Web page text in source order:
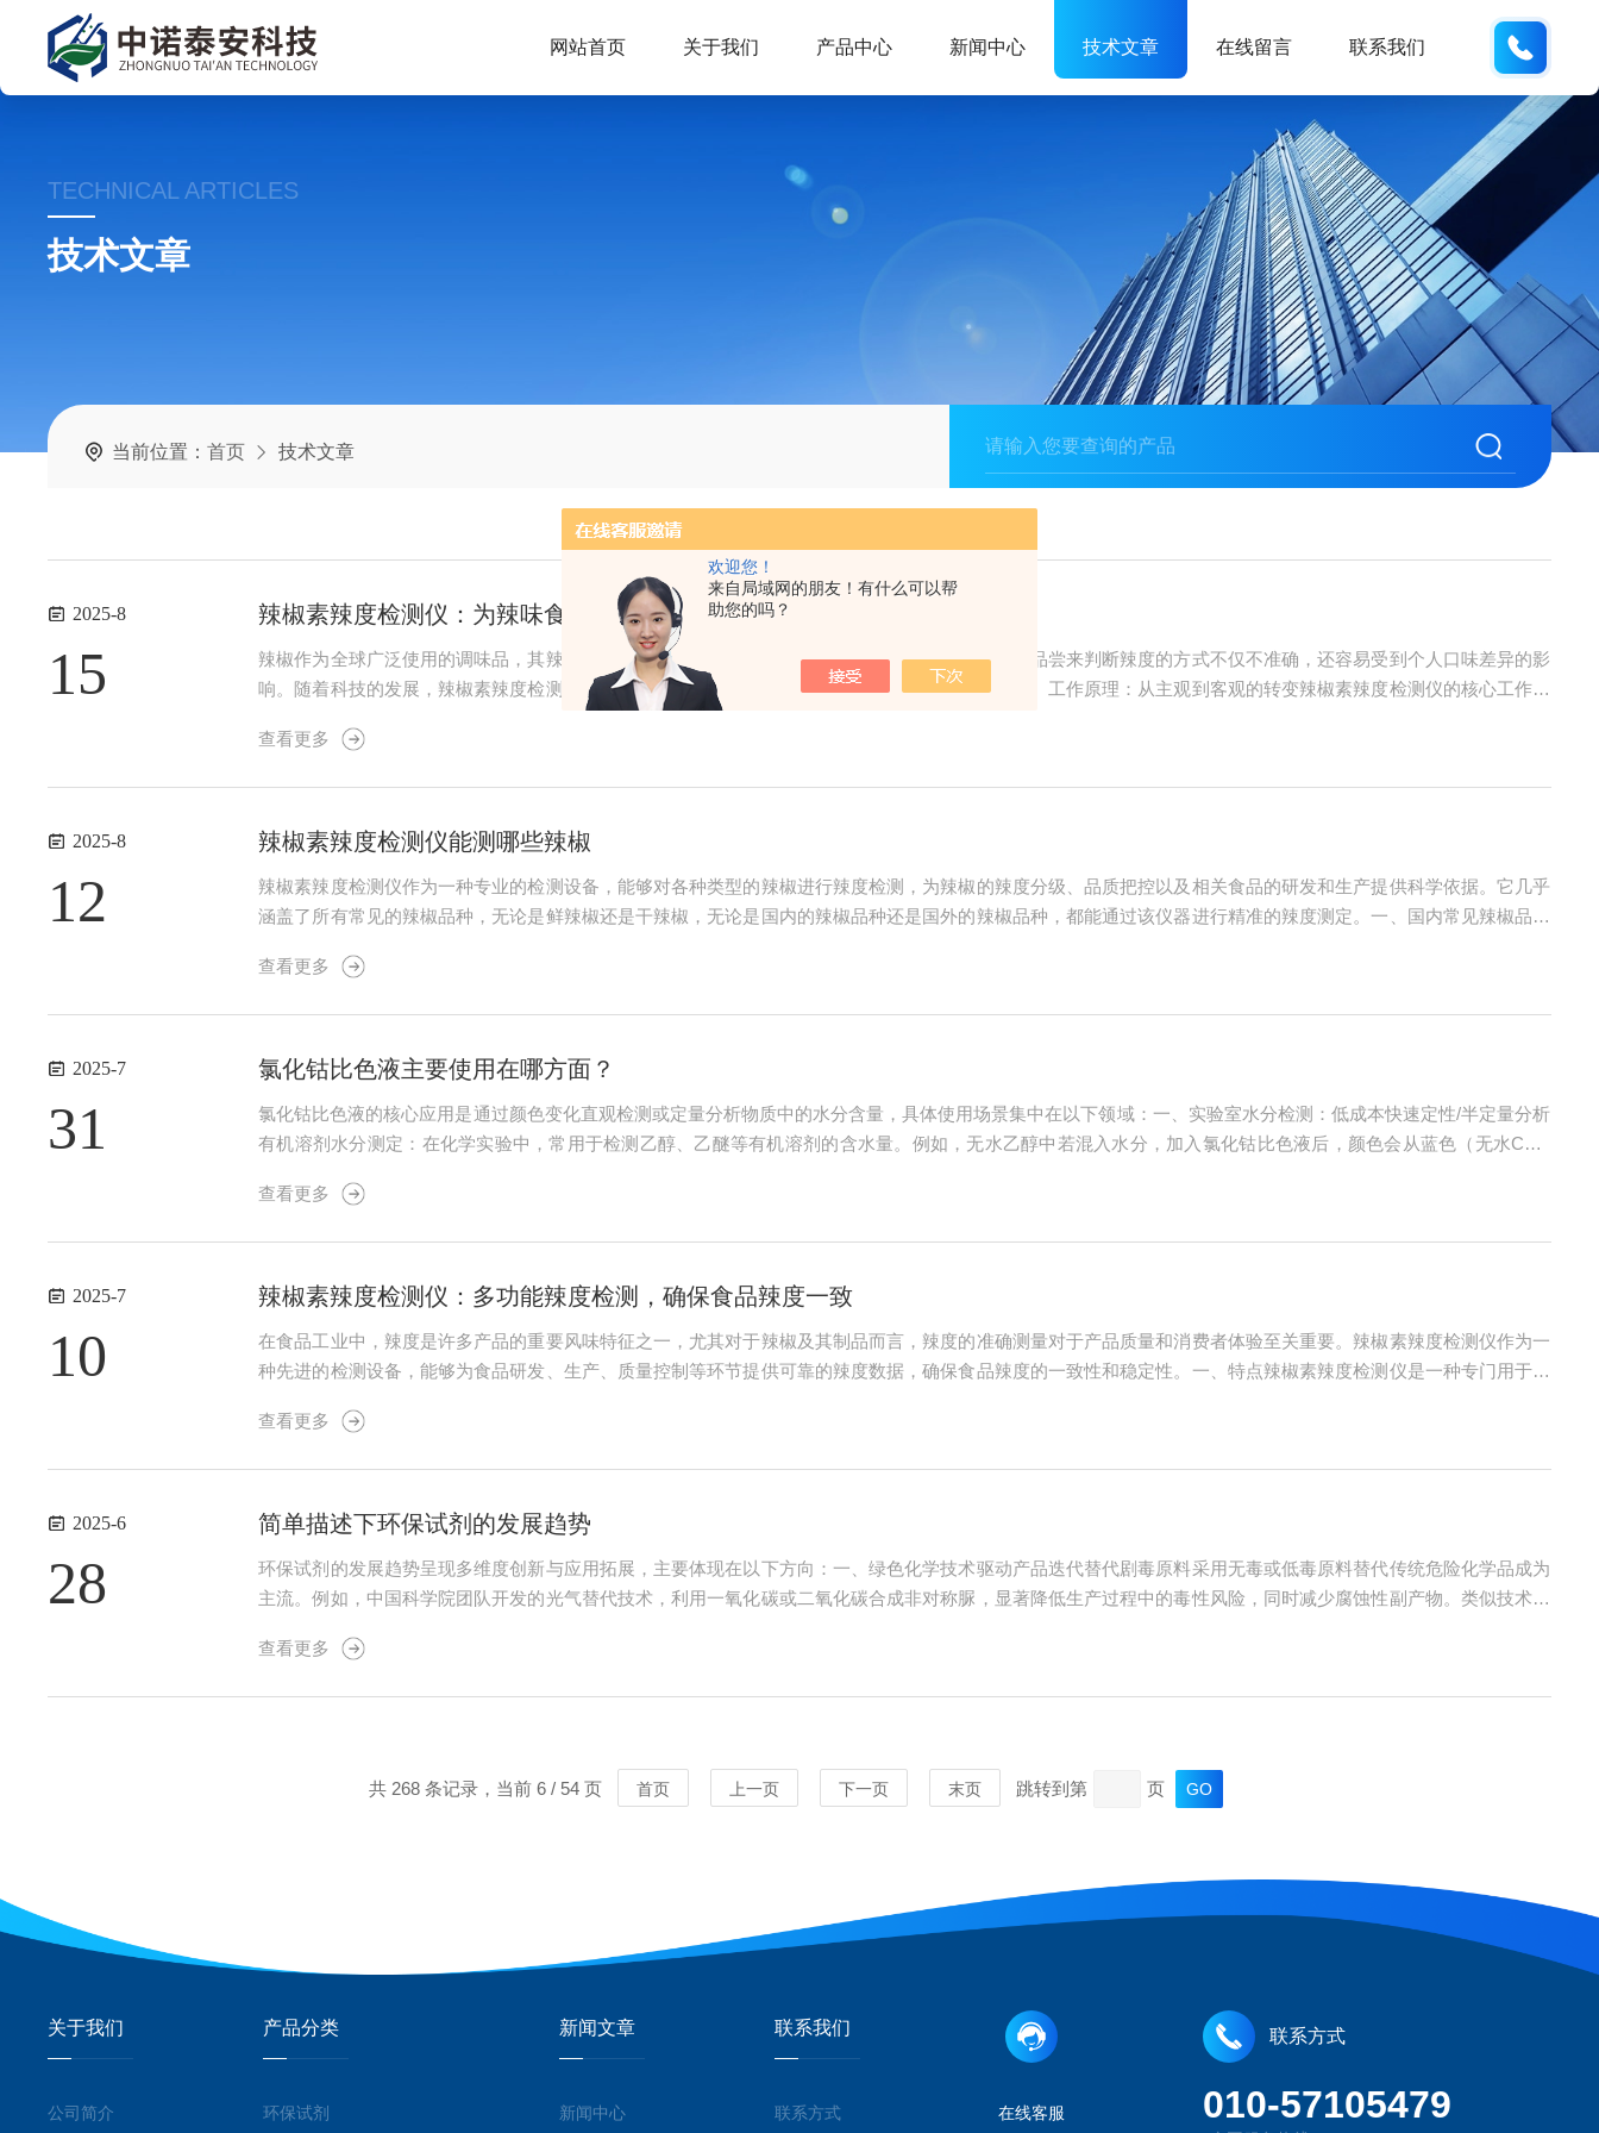
欢迎您！
来自局域网的朋友！有什么可以帮
助您的吗？
网站首页 关于我们 产品中心 新闻中心 技术文章 在线留言 联系我们
TECHNICAL ARTICLES
技术文章
当前位置：首页 技术文章
2025-8
15
辣椒素辣度检测仪：为辣味食品定“辣标”
辣椒作为全球广泛使用的调味品，其辣度一直是影响风味和品质的关键因素。然而，传统依靠主观品尝来判断辣度的方式不仅不准确，还容易受到个人口味差异的影
响。随着科技的发展，辣椒素辣度检测仪应运而生，为辣味食品的辣度标准化提供了科学依据。一、工作原理：从主观到客观的转变辣椒素辣度检测仪的核心工作原
仪器能够快速、准确地定量分析出辣椒素的含量，并将...
查看更多
2025-8
12
辣椒素辣度检测仪能测哪些辣椒
辣椒素辣度检测仪作为一种专业的检测设备，能够对各种类型的辣椒进行辣度检测，为辣椒的辣度分级、品质把控以及相关食品的研发和生产提供科学依据。它几乎
涵盖了所有常见的辣椒品种，无论是鲜辣椒还是干辣椒，无论是国内的辣椒品种还是国外的辣椒品种，都能通过该仪器进行精准的辣度测定。一、国内常见辣椒品种
中，是制作豆瓣酱的主要原料之一。通过辣度检测仪，可...
查看更多
2025-7
31
氯化钴比色液主要使用在哪方面？
氯化钴比色液的核心应用是通过颜色变化直观检测或定量分析物质中的水分含量，具体使用场景集中在以下领域：一、实验室水分检测：低成本快速定性/半定量分析
有机溶剂水分测定：在化学实验中，常用于检测乙醇、乙醚等有机溶剂的含水量。例如，无水乙醇中若混入水分，加入氯化钴比色液后，颜色会从蓝色（无水CoCl
化钴比色液的试纸放入气体流中，若气体...
查看更多
2025-7
10
辣椒素辣度检测仪：多功能辣度检测，确保食品辣度一致
在食品工业中，辣度是许多产品的重要风味特征之一，尤其对于辣椒及其制品而言，辣度的准确测量对于产品质量和消费者体验至关重要。辣椒素辣度检测仪作为一
种先进的检测设备，能够为食品研发、生产、质量控制等环节提供可靠的辣度数据，确保食品辣度的一致性和稳定性。一、特点辣椒素辣度检测仪是一种专门用于测
精度测量对于食品研发和质量控制尤为重要，能够确保...
查看更多
2025-6
28
简单描述下环保试剂的发展趋势
环保试剂的发展趋势呈现多维度创新与应用拓展，主要体现在以下方向：一、绿色化学技术驱动产品迭代替代剧毒原料采用无毒或低毒原料替代传统危险化学品成为
主流。例如，中国科学院团队开发的光气替代技术，利用一氧化碳或二氧化碳合成非对称脲，显著降低生产过程中的毒性风险，同时减少腐蚀性副产物。类似技术正
微流控芯片技术，可实现纳米材料制备效率提升5倍...
查看更多
共 268 条记录，当前 6 / 54 页 首页 上一页 下一页 末页 跳转到第 页
关于我们
公司简介
产品分类
环保试剂
新闻文章
新闻中心
联系我们
联系方式 在线客服
联系方式
010-57105479